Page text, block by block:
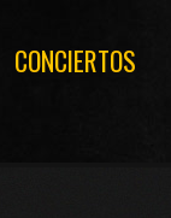
CONCIERTOS